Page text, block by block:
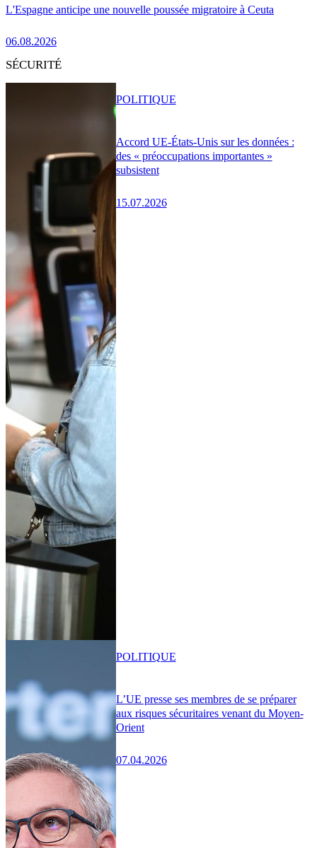
L'Espagne anticipe une nouvelle poussée migratoire à Ceuta
06.08.2026
SÉCURITÉ
Accord UE-États-Unis sur les données :
des « préoccupations importantes »
subsistent
15.07.2026
POLITIQUE
L’UE presse ses membres de se préparer
aux risques sécuritaires venant du Moyen-
Orient
07.04.2026
POLITIQUE